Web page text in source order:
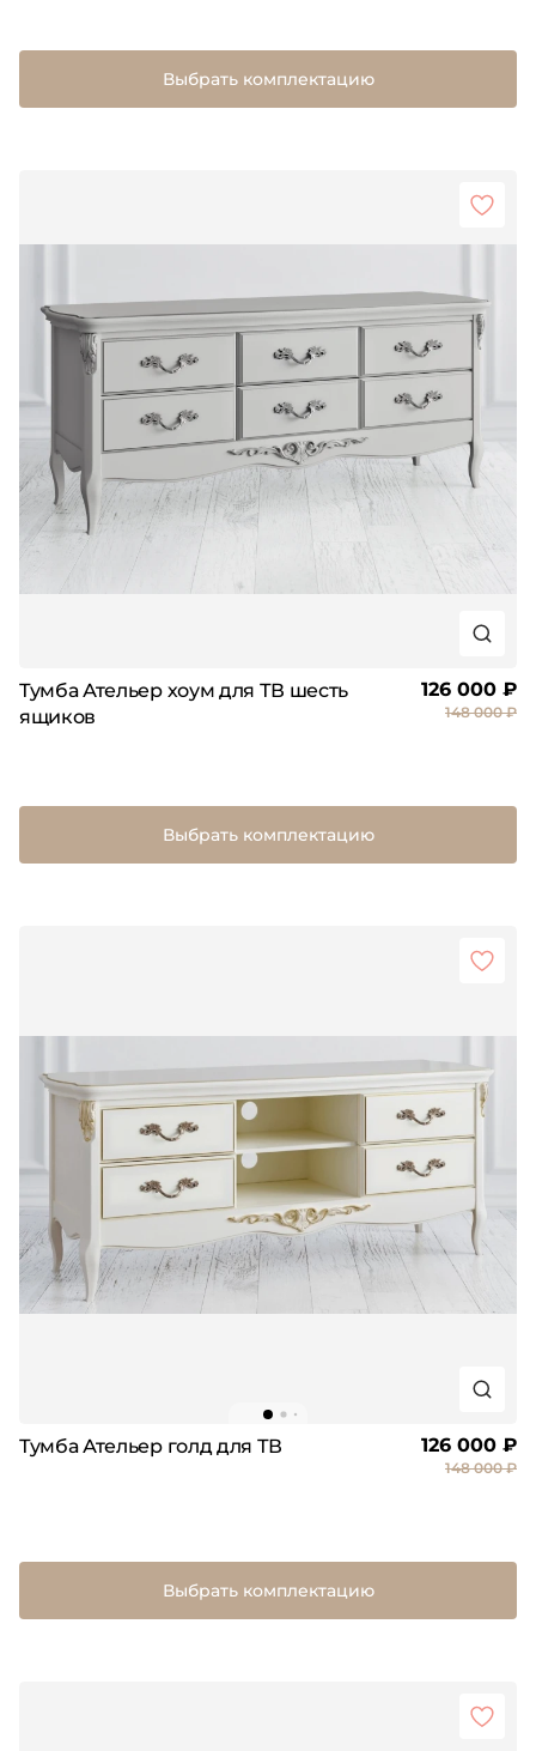
Выбрать комплектацию
Тумба Ательер хоум для ТВ шесть
ящиков
126 000 ₽
148 000 ₽
Выбрать комплектацию
Тумба Ательер голд для ТВ 126 000 ₽
148 000 ₽
Выбрать комплектацию